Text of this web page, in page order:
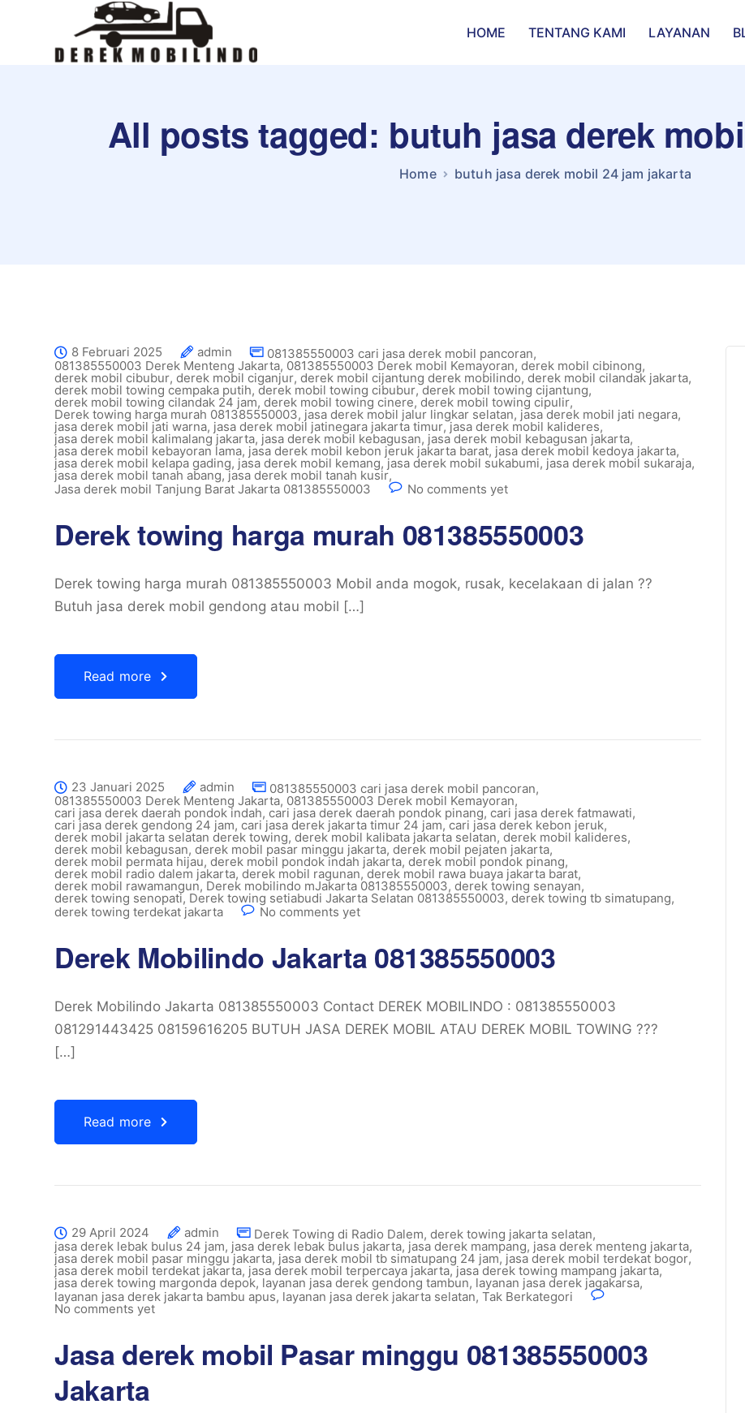
HOME TENTANG KAMI LAYANAN
All posts tagged: butuh jasa derek
Home butuh jasa derek mobil 24 jam jakarta
8 Februari 2025 admin 081385550003 cari jasa derek mobil pancoran,
081385550003 Derek Menteng Jakarta, 081385550003 Derek mobil Kemayoran, derek mobil cibinong,
derek mobil cibubur, derek mobil ciganjur, derek mobil cijantung derek mobilindo, derek mobil cilandak jakarta,
derek mobil towing cempaka putih, derek mobil towing cibubur,derek mobil towing cijantung,
derek mobil towing cilandak 24 jam, derek mobil towing cinere, derek mobil towing cipulir,
Derek towing harga murah 081385550003, jasa derek mobil jalur lingkar selatan, jasa derek mobil jati negara,
jasa derek mobil jati warna, jasa derek mobil jatinegara jakarta timur,jasa derek mobil kalideres,
jasa derek mobil kalimalang jakarta, jasa derek mobil kebagusan, jasa derek mobil kebagusan jakarta,
jasa derek mobil kebayoran lama, jasa derek mobil kebon jeruk jakarta barat, jasa derek mobil kedoya jakarta,
jasa derek mobil kelapa gading, jasa derek mobil kemang,jasa derek mobil sukabumi, jasa derek mobil sukaraja,
jasa derek mobil tanah abang,jasa derek mobil tanah kusir,
Jasa derek mobil Tanjung Barat Jakarta 081385550003
No comments yet
Derek towing harga murah 081385550003
Derek towing harga murah 081385550003 Mobil anda mogok, rusak, kecelakaan di jalan ??
Butuh jasa derek mobil gendong atau mobil […]
Read more
23 Januari 2025 admin 081385550003 cari jasa derek mobil pancoran,
081385550003 Derek Menteng Jakarta, 081385550003 Derek mobil Kemayoran,
cari jasa derek daerah pondok indah, cari jasa derek daerah pondok pinang, cari jasa derek fatmawati,
cari jasa derek gendong 24 jam, cari jasa derek jakarta timur 24 jam,cari jasa derek kebon jeruk,
derek mobil jakarta selatan derek towing, derek mobil kalibata jakarta selatan, derek mobil kalideres,
derek mobil kebagusan, derek mobil pasar minggu jakarta, derek mobil pejaten jakarta,
derek mobil permata hijau, derek mobil pondok indah jakarta, derek mobil pondok pinang,
derek mobil radio dalem jakarta, derek mobil ragunan,derek mobil rawa buaya jakarta barat,
derek mobil rawamangun, Derek mobilindo mJakarta 081385550003, derek towing senayan,
derek towing senopati, Derek towing setiabudi Jakarta Selatan 081385550003, derek towing tb simatupang,
derek towing terdekat jakarta
No comments yet
Derek Mobilindo Jakarta 081385550003
Derek Mobilindo Jakarta 081385550003 Contact DEREK MOBILINDO : 081385550003
081291443425 08159616205 BUTUH JASA DEREK MOBIL ATAU DEREK MOBIL TOWING ???
[…]
Read more
29 April 2024 admin Derek Towing di Radio Dalem, derek towing jakarta selatan,
jasa derek lebak bulus 24 jam, jasa derek lebak bulus jakarta, jasa derek mampang, jasa derek menteng jakarta,
jasa derek mobil pasar minggu jakarta, jasa derek mobil tb simatupang 24 jam, jasa derek mobil terdekat bogor,
jasa derek mobil terdekat jakarta, jasa derek mobil terpercaya jakarta,jasa derek towing mampang jakarta,
jasa derek towing margonda depok, layanan jasa derek gendong tambun, layanan jasa derek jagakarsa,
layanan jasa derek jakarta bambu apus, layanan jasa derek jakarta selatan, Tak Berkategori
No comments yet
Jasa derek mobil Pasar minggu 081385550003
Jakarta